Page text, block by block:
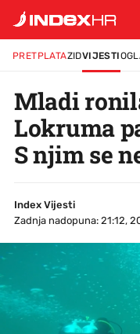
PRETPLATAZIDVIJESTI
Mladi
Lokruma
S njim se
Index Vijesti
Zadnja nadopuna: 21:12,